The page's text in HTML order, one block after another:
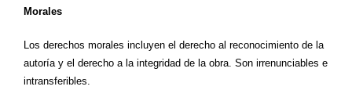
Morales
Los derechos morales incluyen el derecho al reconocimiento de la
autoría y el derecho a la integridad de la obra. Son irrenunciables e
intransferibles.